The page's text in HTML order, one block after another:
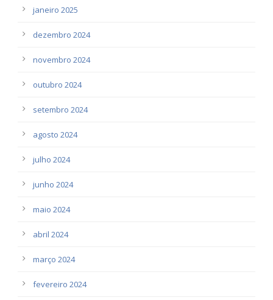
janeiro 2025
dezembro 2024
novembro 2024
outubro 2024
setembro 2024
agosto 2024
julho 2024
junho 2024
maio 2024
abril 2024
março 2024
fevereiro 2024